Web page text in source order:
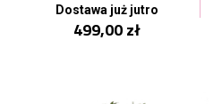
Dostawa już jutro
499,00 zł